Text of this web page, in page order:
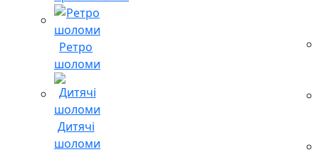
Ретро
шоломи
Дитячі
шоломи